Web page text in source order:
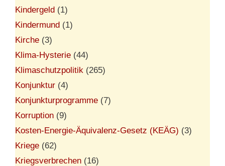
Kindergeld (1)
Kindermund (1)
Kirche (3)
Klima-Hysterie (44)
Klimaschutzpolitik (265)
Konjunktur (4)
Konjunkturprogramme (7)
Korruption (9)
Kosten-Energie-Äquivalenz-Gesetz (KEÄG) (3)
Kriege (62)
Kriegsverbrechen (16)